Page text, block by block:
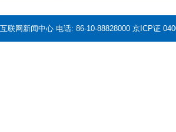
联网新闻中心 电话: 86-10-88828000 京ICP证